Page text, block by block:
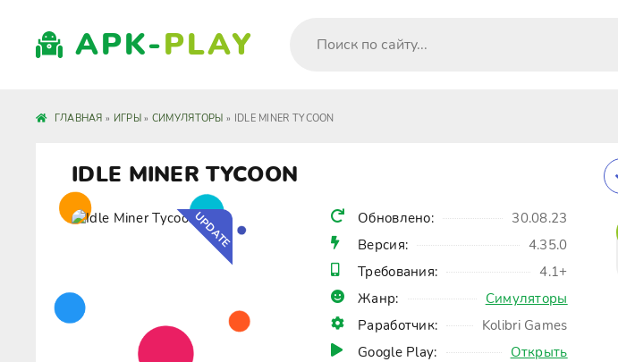
APK-PLAY
ГЛАВНАЯ » ИГРЫ» СИМУЛЯТОРЫ » IDLE MINER TYCOON
IDLE MINER TYCOON
Обновлено:
30.08.23
Версия:
4.35.0
Требования:
4.1+
Жанр:
Симуляторы
Раработчик:
Kolibri Games
Google Play:
Открыть
UPDATE